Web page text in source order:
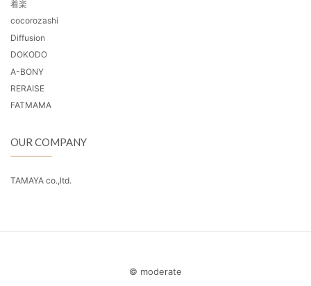
着楽
cocorozashi
Diffusion
DOKODO
A-BONY
RERAISE
FATMAMA
OUR COMPANY
TAMAYA co.,ltd.
© moderate